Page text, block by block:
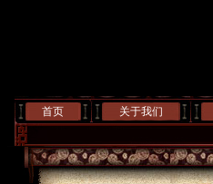
首页 关于我们